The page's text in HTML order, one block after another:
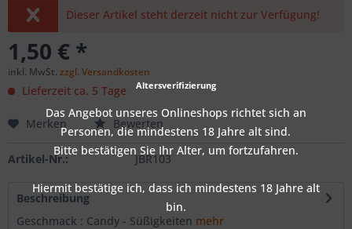
Dieser Artikel steht derzeit nicht zur Verfügung!
1,50 € *
inkl. MwSt. zzgl. Versandkosten
Lieferzeit ca. 5 Tage
Merken Bewerten
Artikel-Nr.: JBR103
Beschreibung
Geschmack : Candy - Süßigkeiten mehr
Altersverifizierung
Das Angebot unseres Onlineshops richtet sich an
Personen, die mindestens 18 Jahre alt sind.
Bitte bestätigen Sie Ihr Alter, um fortzufahren.
Hiermit bestätige ich, dass ich mindestens 18 Jahre alt
bin.